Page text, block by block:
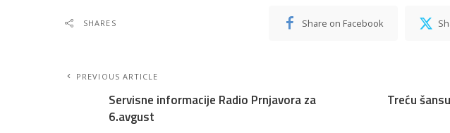
SHARES Share on Facebook
PREVIOUS ARTICLE
Servisne informacije Radio Prnjavora za
6.avgust
Treću